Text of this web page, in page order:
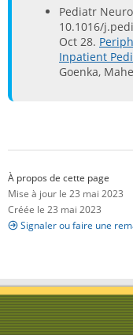
Pediatr
10.1016/
Oct 28.
Inpatient
Goenka,
À propos de cette page
Mise à jour le 23 mai 2023
Créée le 23 mai 2023
Signaler ou faire une